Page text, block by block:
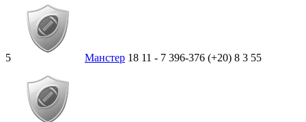
5 Манстер 18 11 - 7 396-376 (+20) 8 3 55